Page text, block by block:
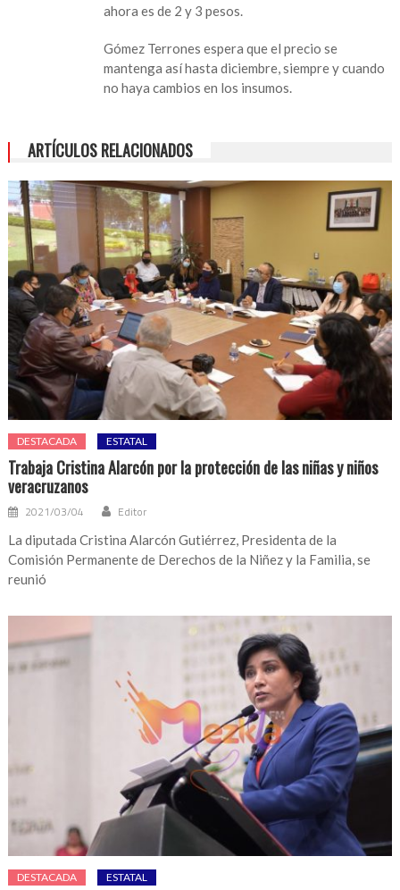
ahora es de 2 y 3 pesos.
Gómez Terrones espera que el precio se
mantenga así hasta diciembre, siempre y cuando
no haya cambios en los insumos.
ARTÍCULOS RELACIONADOS
DESTACADA ESTATAL
Trabaja Cristina Alarcón por la protección de las niñas y niños
veracruzanos
2021/03/04 Editor
La diputada Cristina Alarcón Gutiérrez, Presidenta de la
Comisión Permanente de Derechos de la Niñez y la Familia, se
reunió
DESTACADA ESTATAL